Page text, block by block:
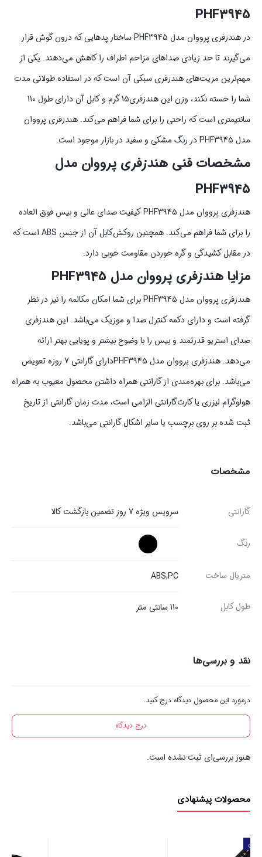
PHF3945
در هندزفری پرووان مدل PHF3945 ساختار پد‌هایی که درون گوش قرار
می‌گیرند تا حد زیادی صداهای مزاحم اطراف را کاهش می‌دهند. یکی از
مهم‌ترین مزیت‌های هندزفری سبکی آن است که در استفاده طولانی مدت
شما را خسته نکند، وزن این هندزفری15 گرم و کابل آن دارای طول 110
سانتیمتری است که راحتی را برای شما فراهم می‌کند. هندزفری پرووان
مدل PHF3945 در رنگ مشکی و سفید در بازار موجود است.
مشخصات فنی هندزفری پرووان مدل
PHF3945
هندزفری پرووان مدل PHF3945 کیفیت صدای عالی و بیس فوق العاده
را برای شما فراهم می‌کند. همچنین روکش‌کابل آن از جنس ABS است که
در مقابل کشیدگی و گره خوردن مقاومت خوبی دارد.
مزایا هندزفری پرووان مدل PHF3945
هندزفری پرووان مدل PHF3945 برای شما امکان مکالمه را نیز در نظر
گرفته است و دارای دکمه کنترل صدا و موزیک می‌باشد. این هندزفری
صدای استریو قدرتمند و بیس را با وضوح بیشتر و پویایی بهتر ارائه
می‌دهد. هندزفری پرووان مدل PHF3945دارای گارانتی 7 روزه تعویض
می‌باشد. برای بهره‌مندی از گارانتی همراه داشتن محصول معیوب به همراه
هولوگرام لیزری یا کارت‌گارانتی الزامی است، مدت زمان گارانتی از تاریخ
ثبت شده بر روی برچسب یا سایر اشکال گارانتی می‌باشد.
مشخصات
گارانتی سرویس ویژه ۷ روز تضمین بازگشت کالا
رنگ
متریال ساخت ABS,PC
طول کابل 110 سانتی متر
نقد و بررسی‌ها
درمورد این محصول دیدگاه درج کنید.
درج دیدگاه
هنوز بررسی‌ای ثبت نشده است.
محصولات پیشنهادی